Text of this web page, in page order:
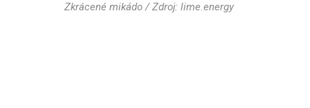
Zkrácené mikádo / Zdroj: lime.energy